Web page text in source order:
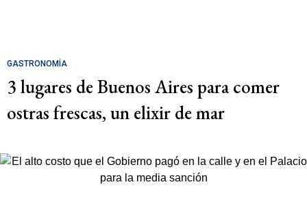
GASTRONOMÍA
3 lugares de Buenos Aires para comer
ostras frescas, un elixir de mar